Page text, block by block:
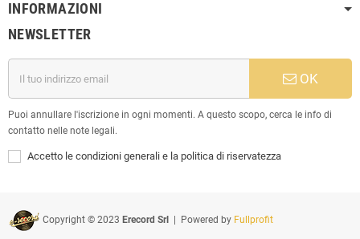
INFORMAZIONI
NEWSLETTER
OK
Puoi annullare l'iscrizione in ogni momenti. A questo scopo, cerca le info di
contatto nelle note legali.
Accetto le condizioni generali e la politica di riservatezza
Copyright © 2023 Erecord Srl | Powered by Fullprofit